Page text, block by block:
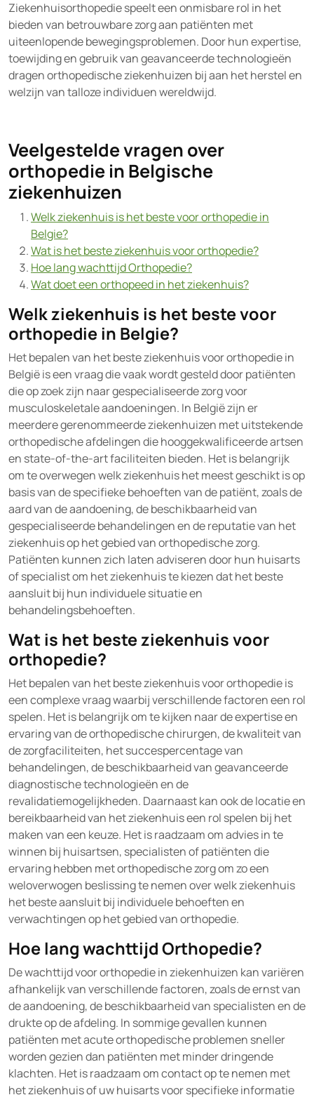
Ziekenhuisorthopedie speelt een onmisbare rol in het
bieden van betrouwbare zorg aan patiënten met
uiteenlopende bewegingsproblemen. Door hun expertise,
toewijding en gebruik van geavanceerde technologieën
dragen orthopedische ziekenhuizen bij aan het herstel en
welzijn van talloze individuen wereldwijd.
Veelgestelde vragen over
orthopedie in Belgische
ziekenhuizen
Welk ziekenhuis is het beste voor orthopedie in
Belgie?
Wat is het beste ziekenhuis voor orthopedie?
Hoe lang wachttijd Orthopedie?
Wat doet een orthopeed in het ziekenhuis?
Welk ziekenhuis is het beste voor
orthopedie in Belgie?
Het bepalen van het beste ziekenhuis voor orthopedie in
België is een vraag die vaak wordt gesteld door patiënten
die op zoek zijn naar gespecialiseerde zorg voor
musculoskeletale aandoeningen. In België zijn er
meerdere gerenommeerde ziekenhuizen met uitstekende
orthopedische afdelingen die hooggekwalificeerde artsen
en state-of-the-art faciliteiten bieden. Het is belangrijk
om te overwegen welk ziekenhuis het meest geschikt is op
basis van de specifieke behoeften van de patiënt, zoals de
aard van de aandoening, de beschikbaarheid van
gespecialiseerde behandelingen en de reputatie van het
ziekenhuis op het gebied van orthopedische zorg.
Patiënten kunnen zich laten adviseren door hun huisarts
of specialist om het ziekenhuis te kiezen dat het beste
aansluit bij hun individuele situatie en
behandelingsbehoeften.
Wat is het beste ziekenhuis voor
orthopedie?
Het bepalen van het beste ziekenhuis voor orthopedie is
een complexe vraag waarbij verschillende factoren een rol
spelen. Het is belangrijk om te kijken naar de expertise en
ervaring van de orthopedische chirurgen, de kwaliteit van
de zorgfaciliteiten, het succespercentage van
behandelingen, de beschikbaarheid van geavanceerde
diagnostische technologieën en de
revalidatiemogelijkheden. Daarnaast kan ook de locatie en
bereikbaarheid van het ziekenhuis een rol spelen bij het
maken van een keuze. Het is raadzaam om advies in te
winnen bij huisartsen, specialisten of patiënten die
ervaring hebben met orthopedische zorg om zo een
weloverwogen beslissing te nemen over welk ziekenhuis
het beste aansluit bij individuele behoeften en
verwachtingen op het gebied van orthopedie.
Hoe lang wachttijd Orthopedie?
De wachttijd voor orthopedie in ziekenhuizen kan variëren
afhankelijk van verschillende factoren, zoals de ernst van
de aandoening, de beschikbaarheid van specialisten en de
drukte op de afdeling. In sommige gevallen kunnen
patiënten met acute orthopedische problemen sneller
worden gezien dan patiënten met minder dringende
klachten. Het is raadzaam om contact op te nemen met
het ziekenhuis of uw huisarts voor specifieke informatie